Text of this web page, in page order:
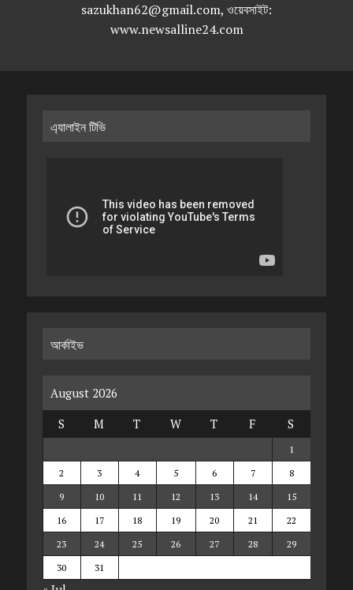
sazukhan62@gmail.com, ওয়েবসাইট:
www.newsalline24.com
এ্যালাইন টিভি
আর্কাইভ
August 2026
S
M T W T F S
1
2
3 4 5 6 7
8
9
10 11 12 13 14
15
16
17 18 19 20 21
22
23
24 25 26 27 28
29
30
31